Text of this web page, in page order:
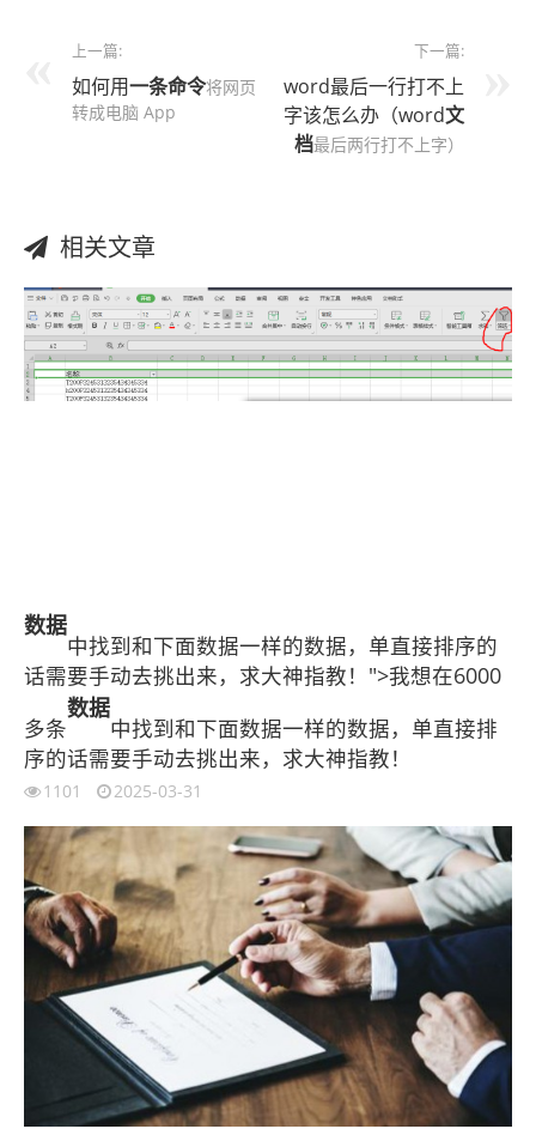
上一篇:
如何用一条命令将网页
转成电脑 App
下一篇:
word最后一行打不上
字该怎么办（word文
档最后两行打不上字）
相关文章
数据
中找到和下面数据一样的数据，单直接排序的
话需要手动去挑出来，求大神指教！">我想在6000
多条
数据
中找到和下面数据一样的数据，单直接排
序的话需要手动去挑出来，求大神指教！
1101 2025-03-31